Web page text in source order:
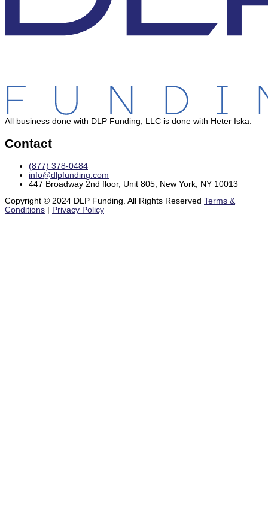
All business done with DLP Funding, LLC is done with Heter Iska.
Contact
(877) 378-0484
info@dlpfunding.com
447 Broadway 2nd floor, Unit 805, New York, NY 10013
Copyright © 2024 DLP Funding. All Rights Reserved Terms &
Conditions
Privacy Policy